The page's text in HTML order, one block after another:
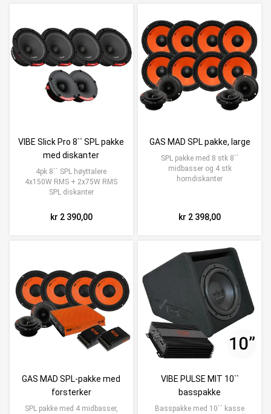
VIBE Slick Pro 8`` SPL pakke
med diskanter
4pk 8`` SPL høyttalere
4x150W RMS + 2x75W RMS
SPL diskanter
kr 2 390,00
GAS MAD SPL pakke, large
SPL pakke med 8 stk 8``
midbasser og 4 stk
horndiskanter
kr 2 398,00
GAS MAD SPL-pakke med
forsterker
SPL pakke med 4 midbasser,
VIBE PULSE MIT 10``
basspakke
Basspakke med 10`` kasse